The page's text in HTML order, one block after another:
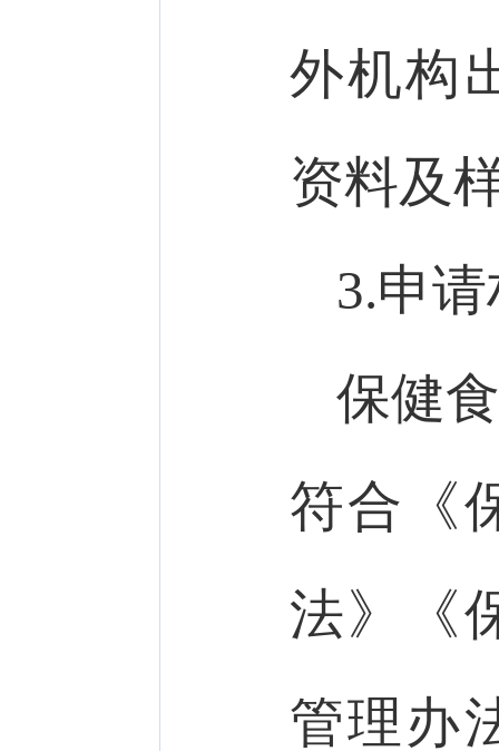
外机构
资料及
3.申
保健
符合《
法》《
管理办